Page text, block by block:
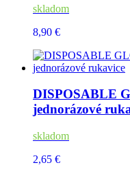
skladom
8,90 €
DISPOSABLE
jednorázové
skladom
2,65 €